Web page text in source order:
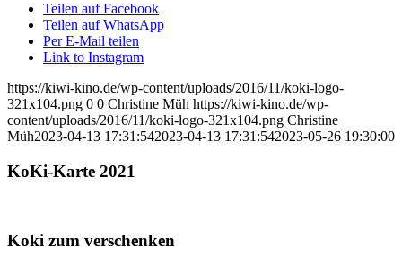
Teilen auf Facebook
Teilen auf WhatsApp
Per E-Mail teilen
Link to Instagram
https://kiwi-kino.de/wp-content/uploads/2016/11/koki-logo-
321x104.png 0 0 Christine Müh https://kiwi-kino.de/wp-
content/uploads/2016/11/koki-logo-321x104.png Christine
Müh2023-04-13 17:31:542023-04-13 17:31:542023-05-26 19:30:00
KoKi-Karte 2021
Koki zum verschenken